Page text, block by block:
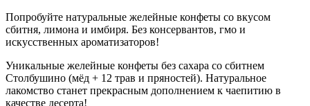
Попробуйте натуральные желейные конфеты со вкусом
сбитня, лимона и имбиря. Без консервантов, гмо и
искусственных ароматизаторов!
Уникальные желейные конфеты без сахара со сбитнем
Столбушино (мёд + 12 трав и пряностей). Натуральное
лакомство станет прекрасным дополнением к чаепитию в
качестве десерта!